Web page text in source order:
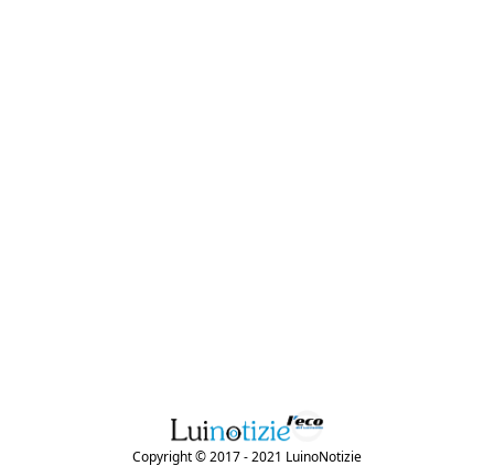
Copyright © 2017 - 2021 LuinoNotizie